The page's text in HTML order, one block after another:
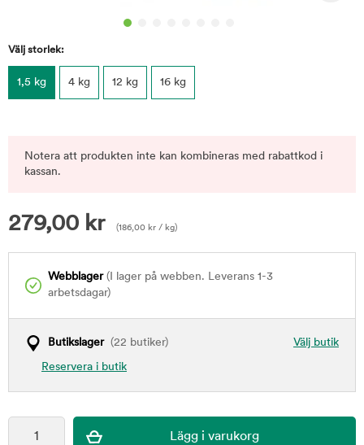
Välj storlek:
1,5 kg 4 kg 12 kg 16 kg
Notera att produkten inte kan kombineras med rabattkod i
kassan.
279,00 kr (186,00 kr / kg)
Webblager(I lager på webben. Leverans 1-3
arbetsdagar)
Välj butik
Butikslager(22 butiker)
Reservera i butik